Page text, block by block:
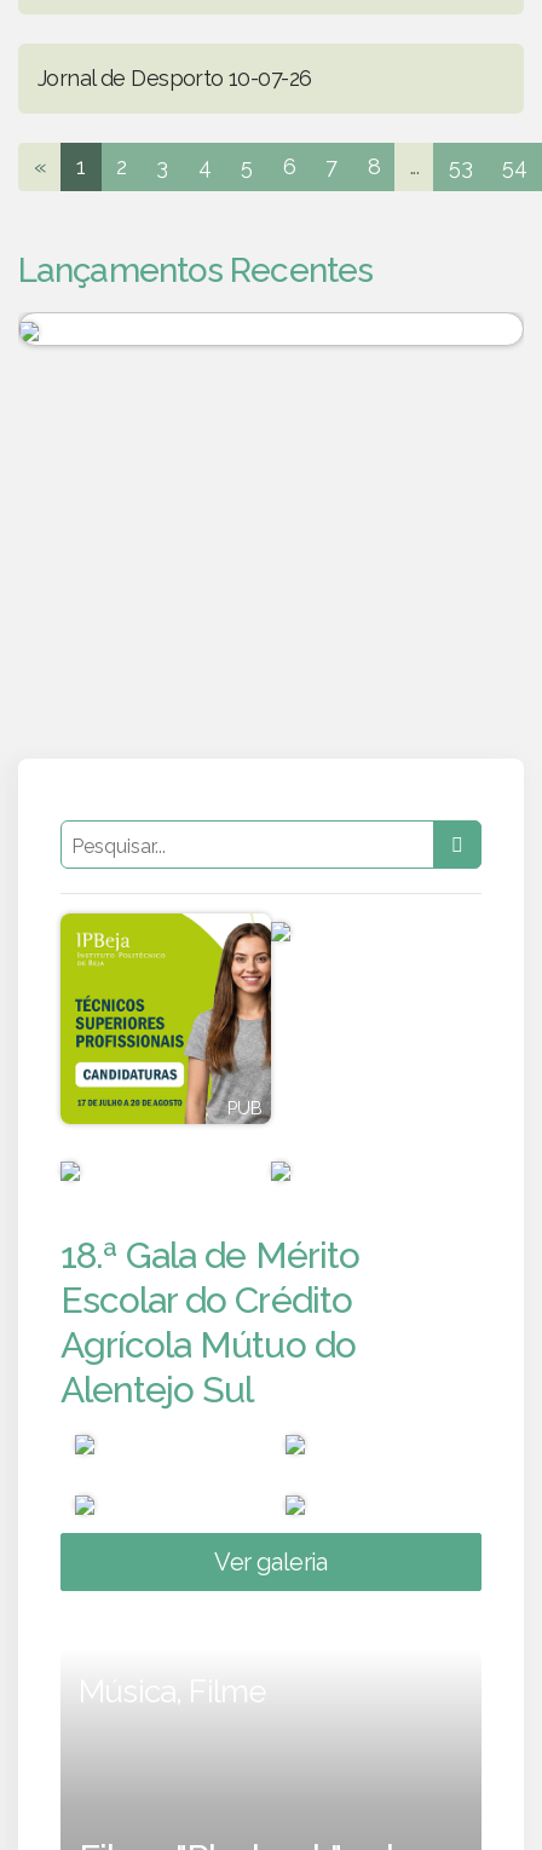
Jornal de Desporto 10-07-26
« 1 2 3 4 5 6 7 8 ... 53 54
Lançamentos Recentes
PUB
18.ª Gala de Mérito
Escolar do Crédito
Agrícola Mútuo do
Alentejo Sul
Ver galeria
Música, Filme